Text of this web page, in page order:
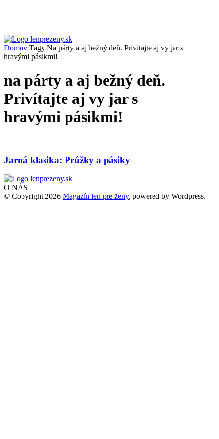
Domov Tagy Na párty a aj bežný deň. Privítajte aj vy jar s
hravými pásikmi!
na párty a aj bežný deň.
Privítajte aj vy jar s
hravými pásikmi!
Jarná klasika: Prúžky a pásiky
O NÁS
© Copyright 2026 Magazín len pre ženy, powered by Wordpress.